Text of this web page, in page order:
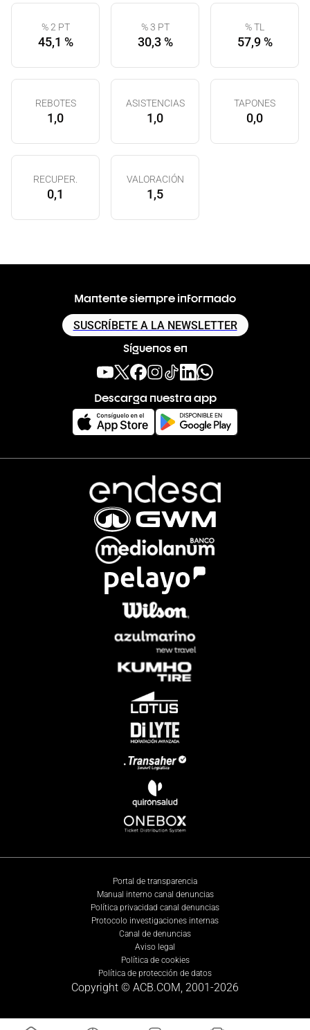
% 2 PT
45,1 %
% 3 PT
30,3 %
% TL
57,9 %
REBOTES
1,0
ASISTENCIAS
1,0
TAPONES
0,0
RECUPER.
0,1
VALORACIÓN
1,5
Mantente siempre informado
SUSCRÍBETE A LA NEWSLETTER
Síguenos en
Descarga nuestra app
Portal de transparencia
Manual interno canal denuncias
Política privacidad canal denuncias
Protocolo investigaciones internas
Canal de denuncias
Aviso legal
Política de cookies
Política de protección de datos
Copyright © ACB.COM, 2001-2026